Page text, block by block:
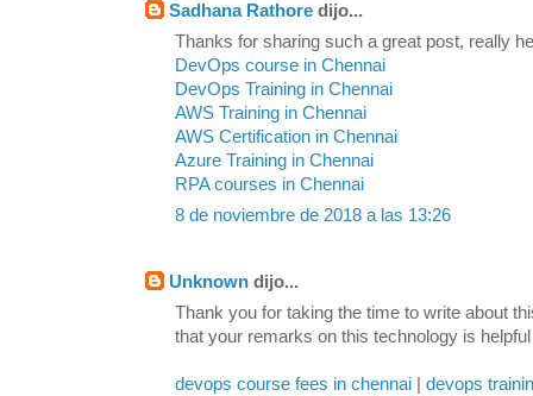
Sadhana Rathore dijo...
Thanks for sharing such a great post, really
DevOps course in Chennai
DevOps Training in Chennai
AWS Training in Chennai
AWS Certification in Chennai
Azure Training in Chennai
RPA courses in Chennai
8 de noviembre de 2018 a las 13:26
Unknown dijo...
Thank you for taking the time to write about
that your remarks on this technology is
devops course fees in chennai
devops